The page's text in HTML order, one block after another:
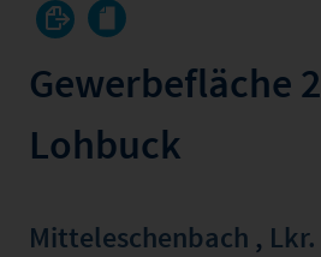
Gewerbefläche
Lohbuck
Mitteleschenbach ,